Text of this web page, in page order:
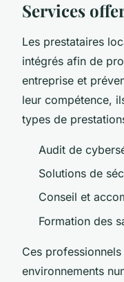
Services
Les prestataires
intégrés afin de
entreprise et
leur compétence,
types de
Audit de
Solutions de
Conseil et
Formation des
Ces professionnels
environnements